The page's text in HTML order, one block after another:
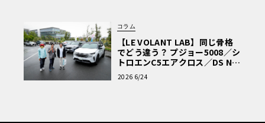
コラム
【LE VOLANT LAB】同じ骨格
でどう違う？ プジョー5008／シ
トロエンC5エアクロス／DS Nº4
読者一気乗りレポート
2026 6/24